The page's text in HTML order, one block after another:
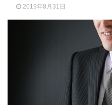
有料老人ホームを活用で特養待
90代母親と息子が自宅で血を流
東京都 高齢者らを対象にGoTo
高齢者のワクチン接種始まる 今
2019年8月31日